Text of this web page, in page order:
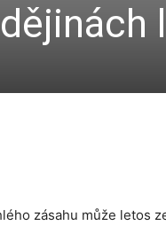
zásahu může letos